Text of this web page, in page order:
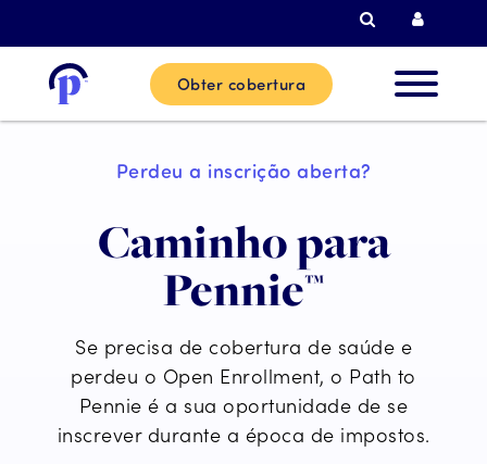
Pesquisar
Obter cobertura
Clientes
Ajuda
Perdeu a inscrição aberta?
Caminho para
Pennie™
Se precisa de cobertura de saúde e
perdeu o Open Enrollment, o Path to
Pennie é a sua oportunidade de se
inscrever durante a época de impostos.